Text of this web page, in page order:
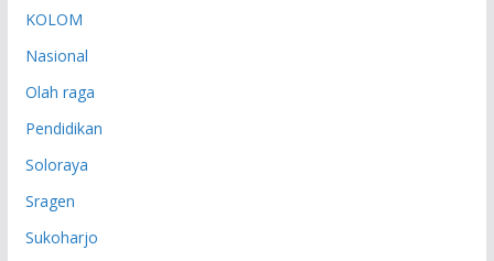
KOLOM
Nasional
Olah raga
Pendidikan
Soloraya
Sragen
Sukoharjo